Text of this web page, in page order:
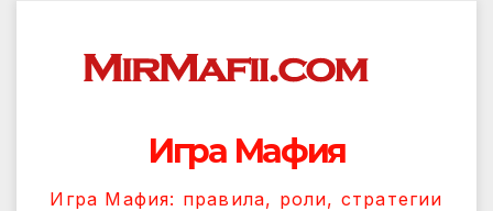
содержанию
Игра Мафия
Игра Мафия: правила, роли, стратегии